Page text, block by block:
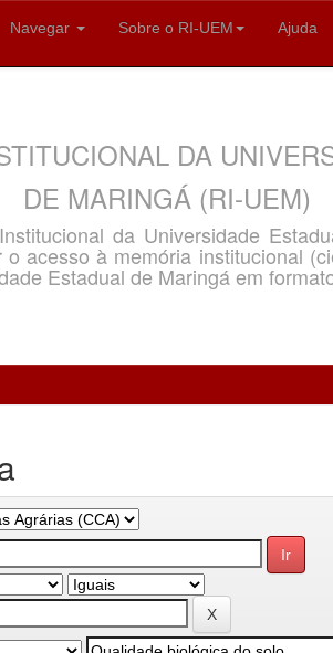
Navegar Sobre o RI-UEM Ajuda
DA
DE MARINGÁ (RI-UEM)
da Universidade
acesso à memória institucional
Estadual de Maringá em